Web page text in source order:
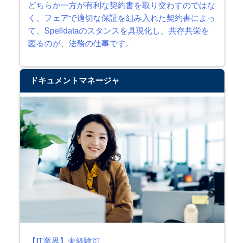
どちらか一方が有利な契約書を取り交わすのではな
く、フェアで適切な保証を組み入れた契約書によっ
て、Spelldataのスタンスを具現化し、共存共栄を
図るのが、法務の仕事です。
ドキュメントマネージャ
【IT業界】未経験可